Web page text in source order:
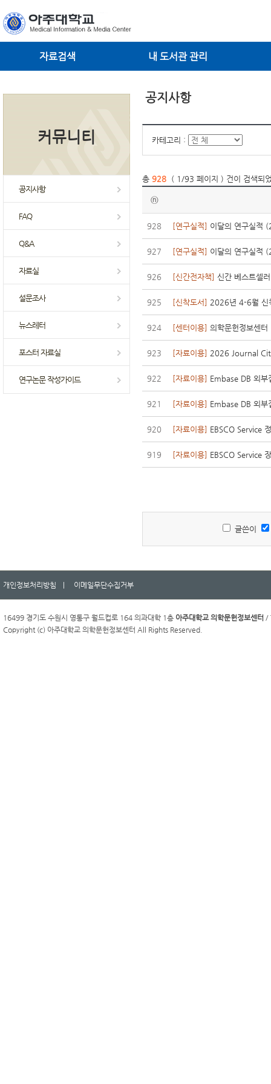
자료검색 내 도서관 관리
커뮤니티
공지사항
FAQ
Q&A
자료실
설문조사
뉴스레터
포스터 자료실
연구논문 작성가이드
공지사항
카테고리 :
총 928 ( 1/93 페이지 ) 건이 검색되
ⓝ
928 [연구실적] 이달의 연구실적
927 [연구실적] 이달의 연구실적
926 [신간전자책] 신간 베스트셀
925 [신착도서] 2026년 4-6월 신
924 [센터이용] 의학문헌정보센
923 [자료이용] 2026 Journal
922 [자료이용] Embase DB 외부
921 [자료이용] Embase DB 외부
920 [자료이용] EBSCO Service
919 [자료이용] EBSCO Service
글쓴이
개인정보처리방침 | 이메일무단수집거부
16499 경기도 수원시 영통구 월드컵로 164 의과대학 1층 아주대학교 의학문헌정보센터 /
Copyright (c) 아주대학교 의학문헌정보센터 All Rights Reserved.